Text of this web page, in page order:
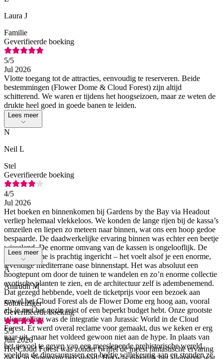
Laura J
Familie
Geverifieerde boeking
5/5
Jul 2026
Vlotte toegang tot de attracties, eenvoudig te reserveren. Beide
bestemmingen (Flower Dome & Cloud Forest) zijn altijd
schitterend. We waren er tijdens het hoogseizoen, maar ze weten de
drukte heel goed in goede banen te leiden.
Lees meer
N
Neil L
Stel
Geverifieerde boeking
4/5
Jul 2026
Het boeken en binnenkomen bij Gardens by the Bay via Headout
verliep helemaal vlekkeloos. We konden de lange rijen bij de kassa’s
omzeilen en liepen zo meteen naar binnen, wat ons een hoop gedoe
bespaarde. De daadwerkelijke ervaring binnen was echter een beetje
wisselend. De enorme omvang van de kassen is ongelooflijk. De
Flower Dome is prachtig ingericht – het voelt alsof je een enorme,
levendige mediterrane oase binnenstapt. Het was absoluut een
hoogtepunt om door de tuinen te wandelen en zo’n enorme collectie
exotische planten te zien, en de architectuur zelf is adembenemend.
Dat gezegd hebbende, voelt de ticketprijs voor een bezoek aan
zowel het Cloud Forest als de Flower Dome erg hoog aan, vooral
als je met het gezin reist of een beperkt budget hebt. Onze grootste
teleurstelling was de integratie van Jurassic World in de Cloud
Forest. Er werd overal reclame voor gemaakt, dus we keken er erg
naar uit, maar het voldeed gewoon niet aan de hype. In plaats van
het gevoel te geven van een meeslepende prehistorische wereld,
voelden de dinosaurussen een beetje willekeurig aan en stonden ze
Lees meer
A
Anirudh M
Soloreiziger
Geverifieerde boeking
5/5
Jun 2026
Het Cloud Forest was zonder twijfel de meest fantastische ervaring